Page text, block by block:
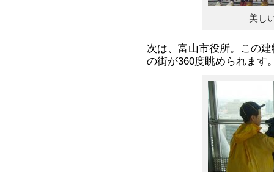
美し
次は、富山市役所。この
の街が360度眺められます